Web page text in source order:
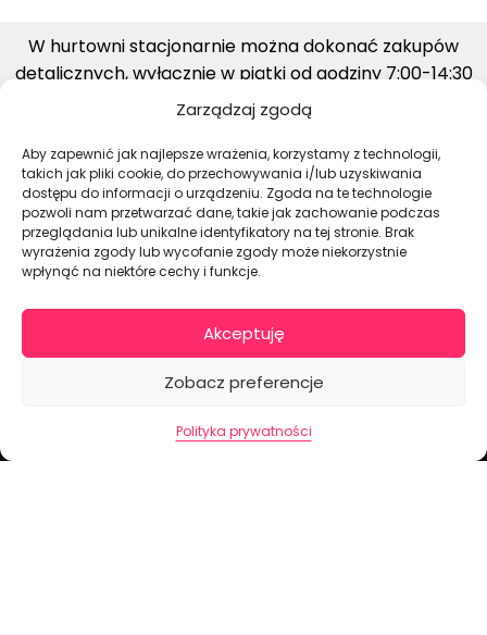
Zarządzaj zgodą
Aby zapewnić jak najlepsze wrażenia, korzystamy z technologii,
takich jak pliki cookie, do przechowywania i/lub uzyskiwania
dostępu do informacji o urządzeniu. Zgoda na te technologie
pozwoli nam przetwarzać dane, takie jak zachowanie podczas
przeglądania lub unikalne identyfikatory na tej stronie. Brak
wyrażenia zgody lub wycofanie zgody może niekorzystnie
wpłynąć na niektóre cechy i funkcje.
Akceptuję
Zobacz preferencje
Polityka prywatności
W hurtowni stacjonarnie można dokonać zakupów
detalicznych, wyłącznie w piątki od godziny 7:00-14:30
Dekoracje na torty i akcesoria imprezowe
KONTAKT I DANE FIRMOWE
tortoweozdoby.sklep@gmail.com